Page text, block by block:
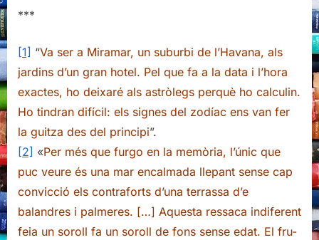
***
[1] “Va ser a Miramar, un suburbi de l’Havana, als
jardins d’un gran hotel. Pel que fa a la data i l’hora
exactes, ho deixaré als astròlegs perquè ho calculin.
Ho tindran difícil: els signes del zodíac ens van fer
la guitza des del principi”.
[2] «Per més que furgo en la memòria, l’únic que
puc veure és una mar encalmada llepant sense cap
convicció els contraforts d’una terrassa d’e
balandres i palmeres. […] Aquesta ressaca indiferent
feia un soroll fa un soroll de fons sense edat. El fru-